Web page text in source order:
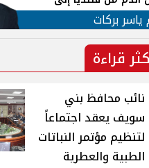
لبنان
ياسر بركات
قراءة
نائب محافظ بني
سويف يعقد اجتماعاً
لتنظيم مؤتمر النباتات
الطبية والعطرية